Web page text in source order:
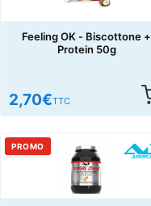
Feeling OK - Biscottone +
Protein 50g
2,70€TTC
PROMO